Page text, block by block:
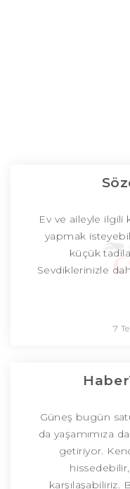
Ev ve aileyle
yapmak
küçük
Sevdiklerinizle
7
Güneş bugün
da yaşamımıza
getiriyor.
karşılaşabiliriz.